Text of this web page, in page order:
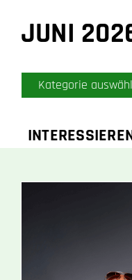
JUNI
Kategorie